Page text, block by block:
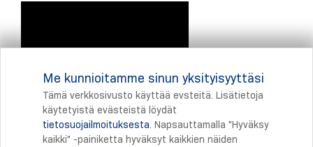
Tulostus
Me kunnioitamme sinun yksityisyyttäsi
Tämä verkkosivusto käyttää evsteitä. Lisätietoja
käytetyistä evästeistä löydät
tietosuojailmoituksesta. Napsauttamalla "Hyväksy
kaikki" -painiketta hyväksyt kaikkien näiden